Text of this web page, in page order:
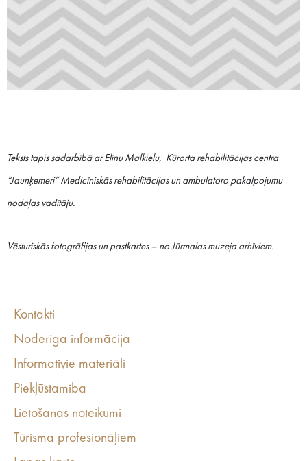
Teksts tapis sadarbībā ar Elīnu Malkielu, Kūrorta rehabilitācijas centra
“Jaunķemeri” Medicīniskās rehabilitācijas un ambulatoro pakalpojumu
nodaļas vadītāju.
Vēsturiskās fotogrāfijas un pastkartes – no Jūrmalas muzeja arhīviem.
Kontakti
Noderīga informācija
Informatīvie materiāli
Piekļūstamība
Lietošanas noteikumi
Tūrisma profesionāļiem